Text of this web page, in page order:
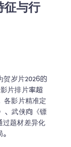
征与行
贺岁片2026的
片排片率超
各影片精准定
、武侠向《镖
过题材差异化